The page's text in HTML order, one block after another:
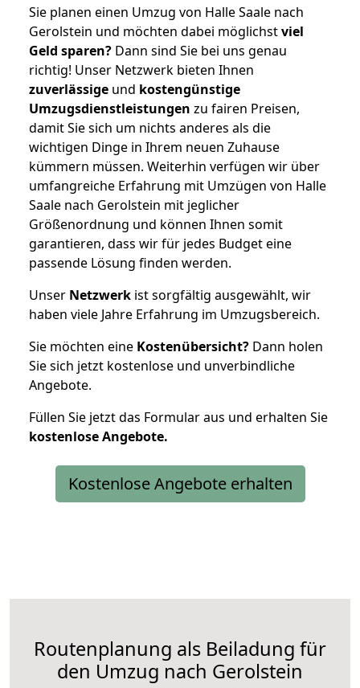
Sie planen einen Umzug von Halle Saale nach
Gerolstein und möchten dabei möglichstviel
Geld sparen? Dann sind Sie bei uns genau
richtig! Unser Netzwerk bieten Ihnen
zuverlässige und kostengünstige
Umzugsdienstleistungen zu fairen Preisen,
damit Sie sich um nichts anderes als die
wichtigen Dinge in Ihrem neuen Zuhause
kümmern müssen. Weiterhin verfügen wir über
umfangreiche Erfahrung mit Umzügen von Halle
Saale nach Gerolstein mit jeglicher
Größenordnung und können Ihnen somit
garantieren, dass wir für jedes Budget eine
passende Lösung finden werden.
Unser Netzwerk ist sorgfältig ausgewählt, wir
haben viele Jahre Erfahrung im Umzugsbereich.
Sie möchten eine Kostenübersicht? Dann holen
Sie sich jetzt kostenlose und unverbindliche
Angebote.
Füllen Sie jetzt das Formular aus und erhalten Sie
kostenloseAngebote.
Kostenlose Angebote erhalten
Routenplanung als Beiladung für
den Umzug nach Gerolstein